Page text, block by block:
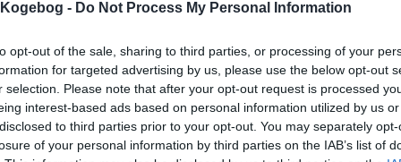
- Do Not Process My Personal Information
opt-out of the sale, sharing to third parties, or processing of your
for targeted advertising by us, please use the below opt-out
selection. Please note that after your opt-out request is processed
interest-based ads based on personal information utilized by us
to third parties prior to your opt-out. You may separately
of your personal information by third parties on the IAB’s list of
er vist 19718 gange,
af denne opskrift:
4stemmer)
1
2 3 4
5
5=bedst)